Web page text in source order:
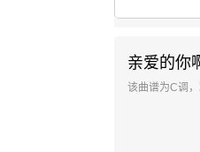
亲爱的你
该曲谱为C调